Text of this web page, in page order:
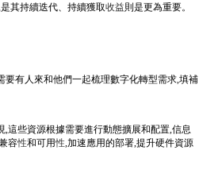
其持續迭代、持續獲取收益則是更為重要。
有人來和他們一起梳理數字化轉型需求,填補
這些資源根據需要進行動態擴展和配置,信息
容性和可用性,加速應用的部署,提升硬件資源